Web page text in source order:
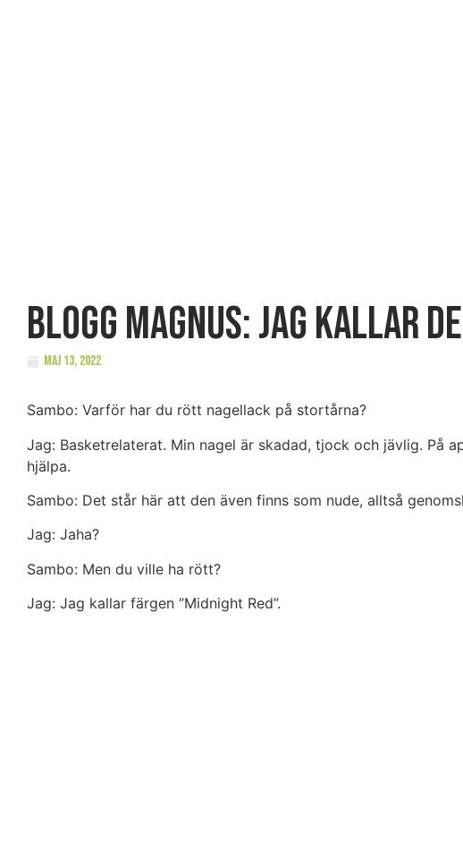
BLOGG Magnus: Jag kallar
maj 13, 2022
Sambo: Varför har du rött nagellack på stortårna?
Jag: Basketrelaterat. Min nagel är skadad, tjock och jävlig. På
hjälpa.
Sambo: Det står här att den även finns som nude, alltså
Jag: Jaha?
Sambo: Men du ville ha rött?
Jag: Jag kallar färgen ”Midnight Red”.